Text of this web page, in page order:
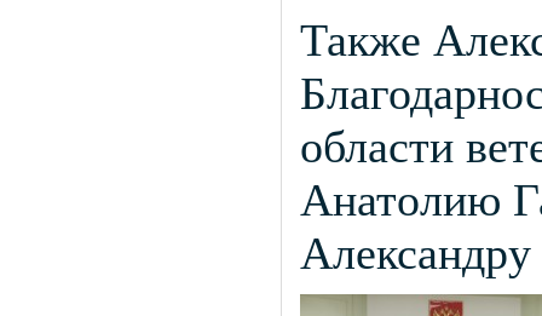
Также
области
Анатолию